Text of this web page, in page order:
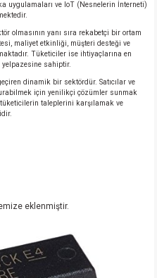
uygulamaları ve IoT (Nesnelerin İnterneti)
olmasının yanı sıra rekabetçi bir ortam
maliyet etkinliği, müşteri desteği ve
Tüketiciler ise ihtiyaçlarına en
sahiptir.
dinamik bir sektördür. Satıcılar ve
için yenilikçi çözümler sunmak
taleplerini karşılamak ve
eklenmiştir.